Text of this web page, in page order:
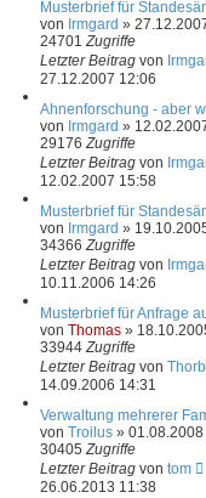
Musterbrief für
von Irmgard »
24701Zugriffe
Letzter Beitrag von
27.12.2007 12:06
Ahnenforschung - aber
von Irmgard »
29176Zugriffe
Letzter Beitrag von
12.02.2007 15:58
Musterbrief für
von Irmgard »
34366Zugriffe
Letzter Beitrag von
10.11.2006 14:26
Musterbrief für Anfrage
von Thomas »
33944Zugriffe
Letzter Beitrag von
14.09.2006 14:31
Verwaltung mehrerer
von Troilus » 01.08.2008
30405Zugriffe
Letzter Beitrag von tom
26.06.2013 11:38